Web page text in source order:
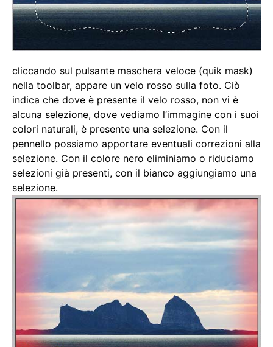
cliccando sul pulsante maschera veloce (quik mask)
nella toolbar, appare un velo rosso sulla foto. Ciò
indica che dove è presente il velo rosso, non vi è
alcuna selezione, dove vediamo l’immagine con i suoi
colori naturali, è presente una selezione. Con il
pennello possiamo apportare eventuali correzioni alla
selezione. Con il colore nero eliminiamo o riduciamo
selezioni già presenti, con il bianco aggiungiamo una
selezione.